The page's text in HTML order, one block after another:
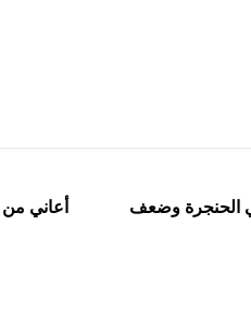
الحنجرة وضعف
أعاني